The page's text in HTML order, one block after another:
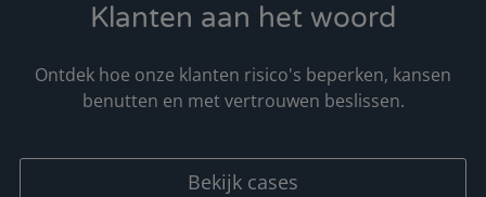
Klanten aan het woord
Ontdek hoe onze klanten risico's beperken, kansen
benutten en met vertrouwen beslissen.
Bekijk cases